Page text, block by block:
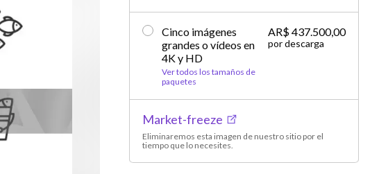
Cinco imágenes
grandes o vídeos en
4K y HD
Ver todos los tamaños de
paquetes
AR$ 437.500,00
por descarga
Market-freeze
Eliminaremos esta imagen de nuestro sitio por el
tiempo que lo necesites.